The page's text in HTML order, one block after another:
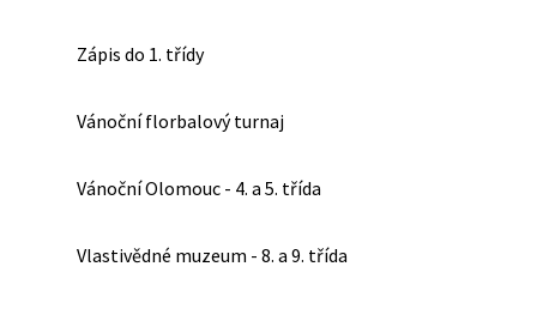
Zápis do 1. třídy
Vánoční florbalový turnaj
Vánoční Olomouc - 4. a 5. třída
Vlastivědné muzeum - 8. a 9. třída